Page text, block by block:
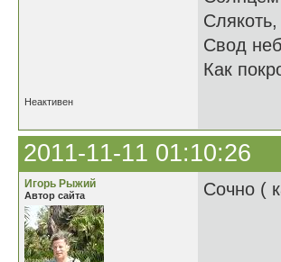
Свод
Как
Неактивен
2011-11-11 01:10:26
Игорь Рыжий
Автор сайта Сочно (